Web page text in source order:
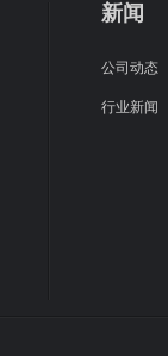
新闻
公司动态
行业新闻